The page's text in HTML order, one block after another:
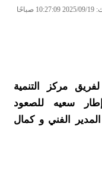
مركز التنمية
سعيه للصعود
الفني و كمال